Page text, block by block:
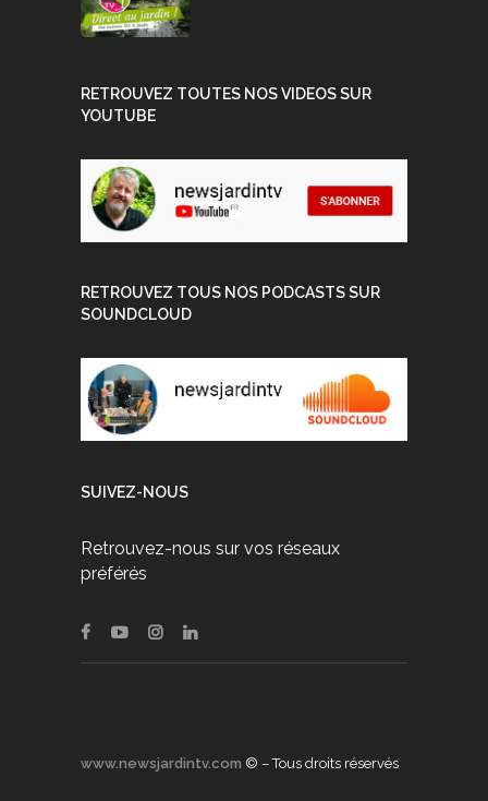
RETROUVEZ TOUTES NOS VIDEOS SUR
YOUTUBE
RETROUVEZ TOUS NOS PODCASTS SUR
SOUNDCLOUD
SUIVEZ-NOUS
Retrouvez-nous sur vos réseaux
préférés
www.newsjardintv.com © – Tous droits réservés